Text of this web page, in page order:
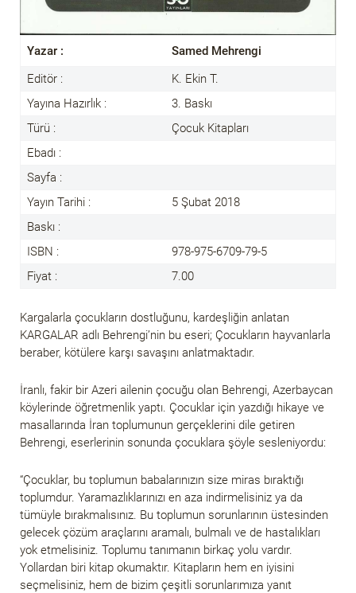
Yazar :
Samed Mehrengi
Editör :
K. Ekin T.
Yayına Hazırlık :
3. Baskı
Türü :
Çocuk Kitapları
Ebadı :
Sayfa :
Yayın Tarihi :
5 Şubat 2018
Baskı :
ISBN :
978-975-6709-79-5
Fiyat :
7.00
Kargalarla çocukların dostluğunu, kardeşliğin anlatan
KARGALAR adlı Behrengi’nin bu eseri; Çocukların hayvanlarla
beraber, kötülere karşı savaşını anlatmaktadır.
İranlı, fakir bir Azeri ailenin çocuğu olan Behrengi, Azerbaycan
köylerinde öğretmenlik yaptı. Çocuklar için yazdığı hikaye ve
masallarında İran toplumunun gerçeklerini dile getiren
Behrengi, eserlerinin sonunda çocuklara şöyle sesleniyordu:
“Çocuklar, bu toplumun babalarınızın size miras bıraktığı
toplumdur. Yaramazlıklarınızı en aza indirmelisiniz ya da
tümüyle bırakmalısınız. Bu toplumun sorunlarının üstesinden
gelecek çözüm araçlarını aramalı, bulmalı ve de hastalıkları
yok etmelisiniz. Toplumu tanımanın birkaç yolu vardır.
Yollardan biri kitap okumaktır. Kitapların hem en iyisini
seçmelisiniz, hem de bizim çeşitli sorunlarımıza yanıt